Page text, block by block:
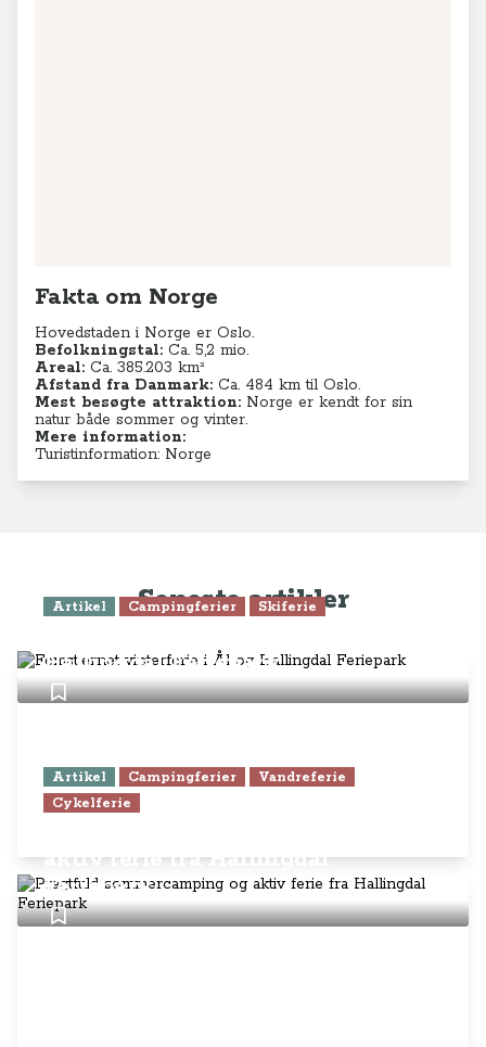
Fakta om Norge
Hovedstaden i Norge er Oslo.
Befolkningstal: Ca. 5,2 mio.
Areal: Ca. 385.203 km²
Afstand fra Danmark: Ca. 484 km til Oslo.
Mest besøgte attraktion: Norge er kendt for sin
natur både sommer og vinter.
Mere information:
Turistinformation: Norge
Seneste artikler
Artikel Campingferier Skiferie
Hallingdal Feriepark
Artikel Campingferier
Vandreferie
Cykelferie
aktiv ferie fra Hallingdal
Feriepark